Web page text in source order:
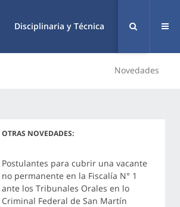
Disciplinaria y Técnica
Novedades
OTRAS NOVEDADES:
Postulantes para cubrir una vacante
no permanente en la Fiscalía N° 1
ante los Tribunales Orales en lo
Criminal Federal de San Martín